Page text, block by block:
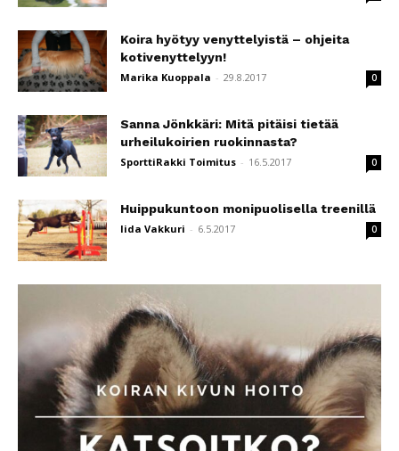
Koira hyötyy venyttelyistä – ohjeita
kotivenyttelyyn!
Marika Kuoppala - 29.8.2017 0
Sanna Jönkkäri: Mitä pitäisi tietää
urheilukoirien ruokinnasta?
SporttiRakki Toimitus - 16.5.2017 0
Huippukuntoon monipuolisella treenillä
Iida Vakkuri - 6.5.2017 0